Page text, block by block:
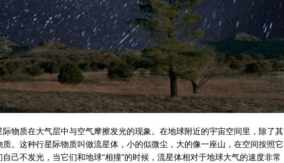
物质在大气层中与空气摩擦发光的现象。在地球附近的宇宙空间里，除了其
。这种行星际物质叫做流星体，小的似微尘，大的像一座山，在空间按照它
己不发光，当它们和地球“相撞”的时候，流星体相对于地球大气的速度非常